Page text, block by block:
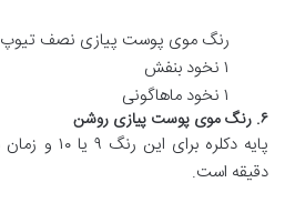
رنگ موی پوست پیازی نصف تیوپ
۱ نخود بنفش
۱ نخود ماهاگونی
۶. رنگ موی پوست پیازی روشن
دقیقه است.